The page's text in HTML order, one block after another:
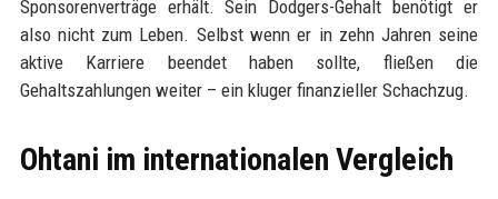
Sponsorenverträge erhält. Sein Dodgers-Gehalt benötigt er
also nicht zum Leben. Selbst wenn er in zehn Jahren seine
aktive Karriere beendet haben sollte, fließen die
Gehaltszahlungen weiter – ein kluger finanzieller Schachzug.
Ohtani im internationalen Vergleich